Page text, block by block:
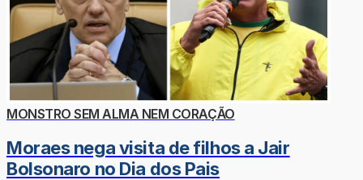
MONSTRO SEM ALMA NEM CORAÇÃO
Moraes nega visita de filhos a Jair
Bolsonaro no Dia dos Pais